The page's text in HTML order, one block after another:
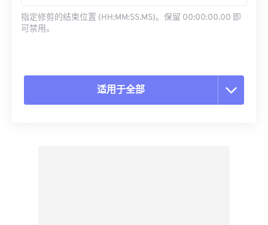
指定修剪的结束位置 (HH:MM:SS.MS)。保留 00:00:00.00 即
可禁用。
适用于全部